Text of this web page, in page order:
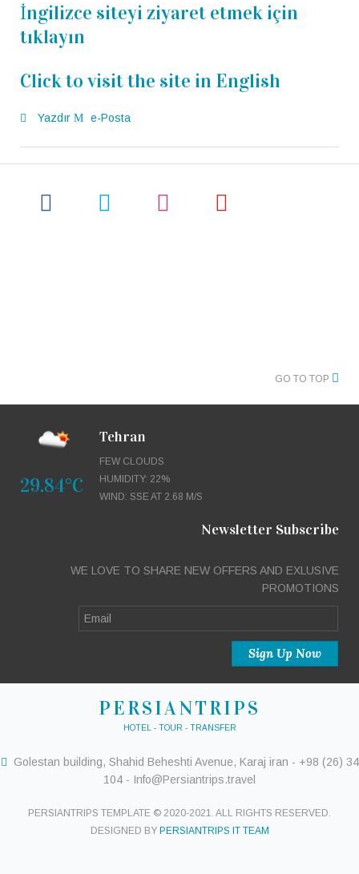
İngilizce siteyi ziyaret etmek için
tıklayın
Click to visit the site in English
Yazdır e-Posta
GO TO TOP
29.84°C
Tehran
FEW CLOUDS
HUMIDITY: 22%
WIND: SSE AT 2.68 M/S
Newsletter Subscribe
WE LOVE TO SHARE NEW OFFERS AND EXLUSIVE
PROMOTIONS
PERSIANTRIPS
HOTEL - TOUR - TRANSFER
Golestan building, Shahid Beheshti Avenue, Karaj iran - +98 (26) 34
104 - Info@Persiantrips.travel
PERSIANTRIPS TEMPLATE © 2020-2021. ALL RIGHTS RESERVED.
DESIGNED BY PERSIANTRIPS IT TEAM